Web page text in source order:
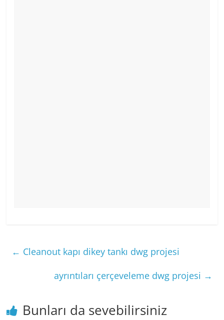
← Cleanout kapı dikey tankı dwg projesi
ayrıntıları çerçeveleme dwg projesi →
Bunları da sevebilirsiniz